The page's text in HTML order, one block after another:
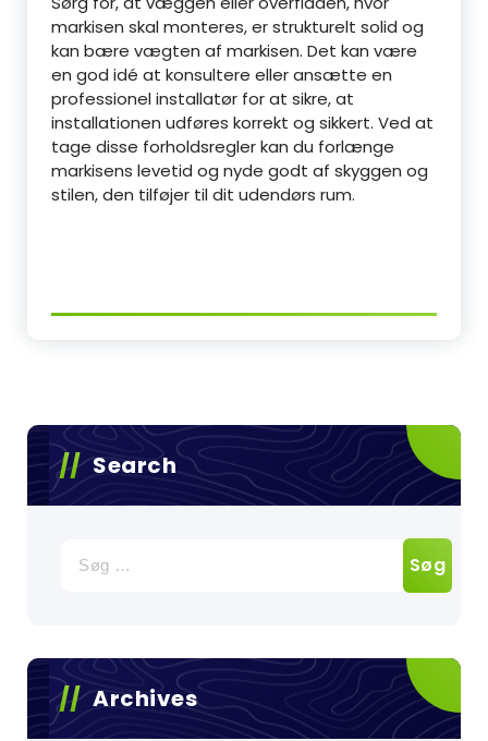
markisen skal monteres, er strukturelt solid og
kan bære vægten af markisen. Det kan være
en god idé at konsultere eller ansætte en
professionel installatør for at sikre, at
installationen udføres korrekt og sikkert. Ved at
tage disse forholdsregler kan du forlænge
markisens levetid og nyde godt af skyggen og
stilen, den tilføjer til dit udendørs rum.
Search
efter:
Archives